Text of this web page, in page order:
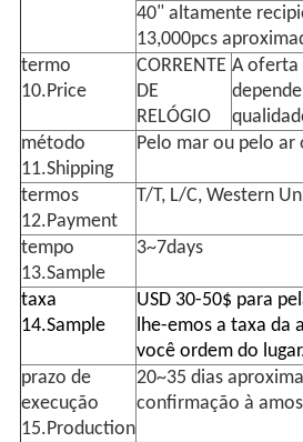
40" altamente
13,000pcs
termo
10.Price
CORRENTE
DE
RELÓGIO
A oferta
método
11.Shipping
Pelo mar ou pelo ar
termos
12.Payment
T/T, L/C, Western
tempo
13.Sample
3~7days
taxa
14.Sample
USD 30-50$ para
lhe-emos a taxa da
você ordem do
prazo de
execução
15.Production
20~35 dias
confirmação à